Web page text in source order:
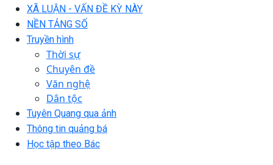
XÃ LUẬN - VẤN ĐỀ KỲ NÀY
NỀN TẢNG SỐ
Truyền hình
Thời sự
Chuyên đề
Văn nghệ
Dân tộc
Tuyên Quang qua ảnh
Thông tin quảng bá
Học tập theo Bác